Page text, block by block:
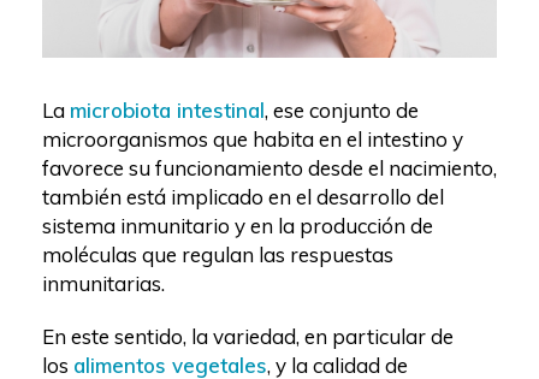
La microbiota intestinal, ese conjunto de
microorganismos que habita en el intestino y
favorece su funcionamiento desde el nacimiento,
también está implicado en el desarrollo del
sistema inmunitario y en la producción de
moléculas que regulan las respuestas
inmunitarias.
En este sentido, la variedad, en particular de
los alimentos vegetales, y la calidad de